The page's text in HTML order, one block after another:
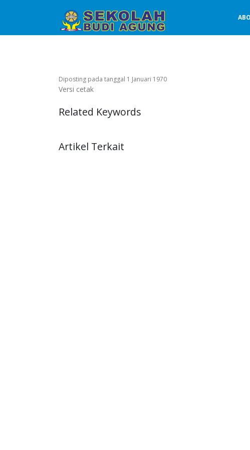
Diposting pada tanggal 1 Januari 1970
Versi cetak
Related Keywords
Artikel Terkait